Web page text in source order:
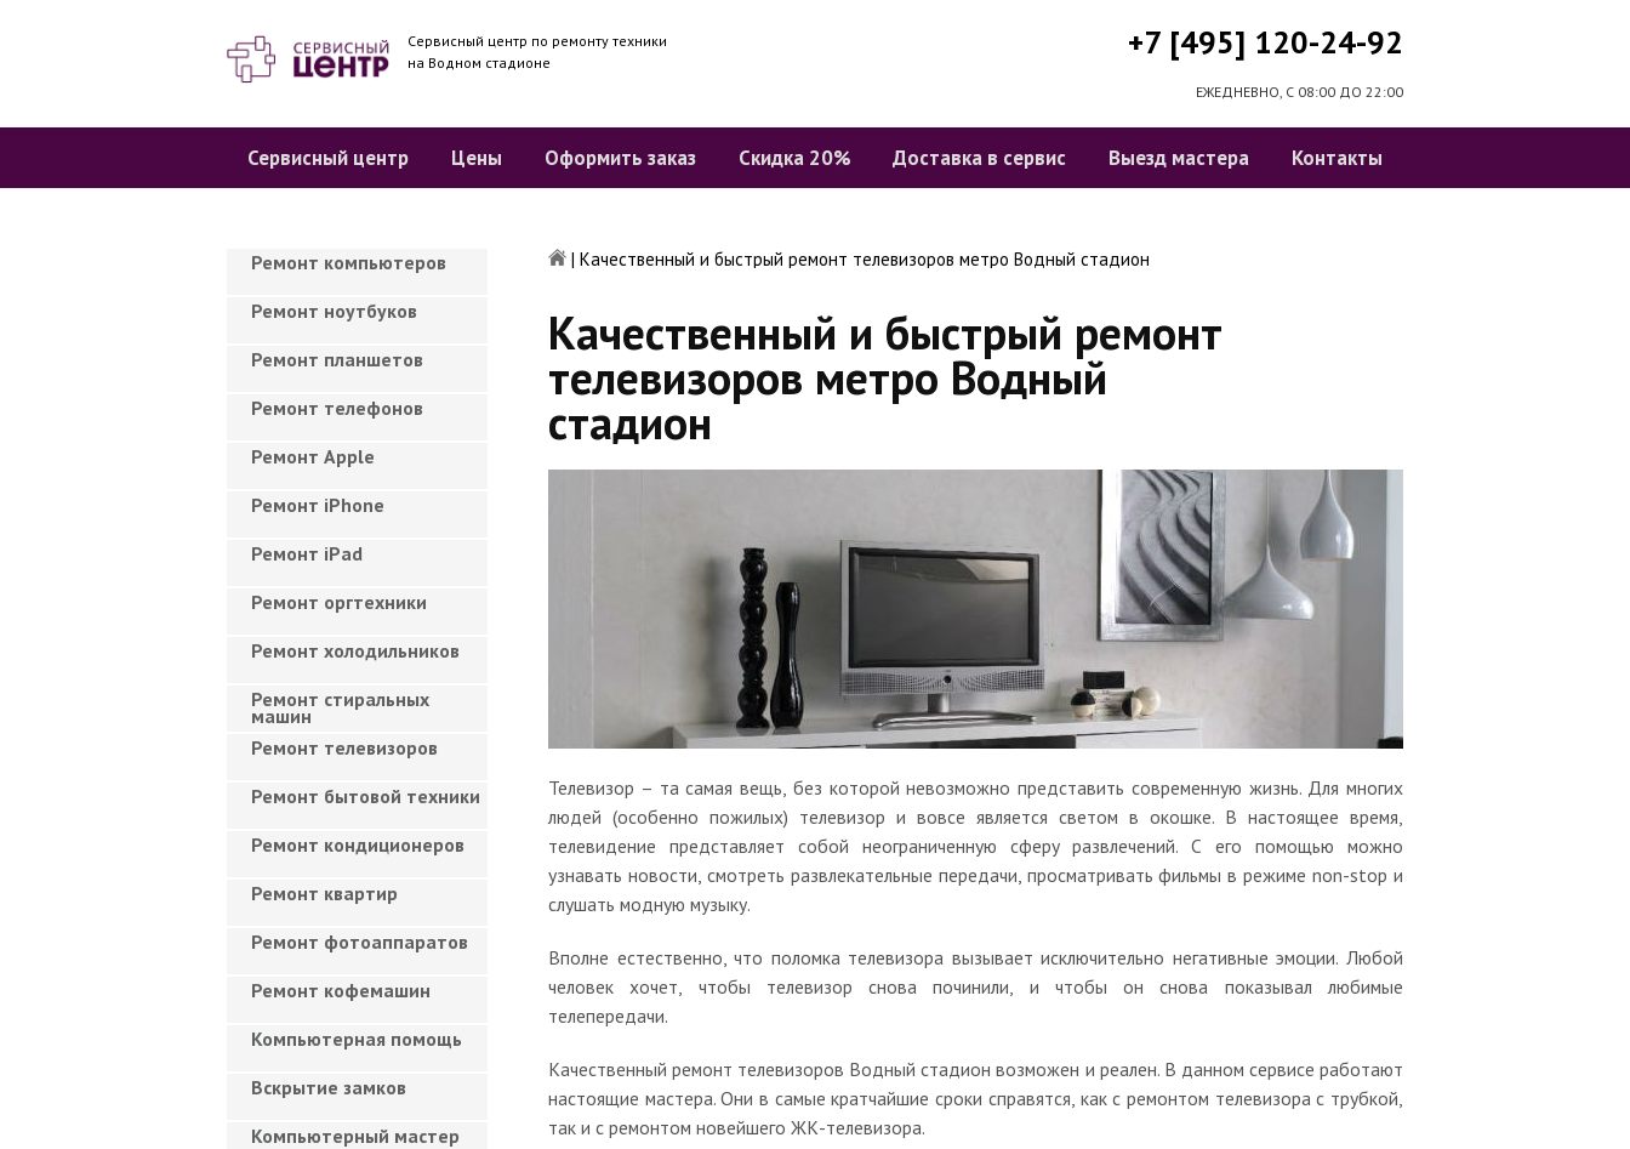
Сервисный центр по ремонту техники
на Водном стадионе
+7 [495] 120-24-92
ЕЖЕДНЕВНО, С 08:00 ДО 22:00
Сервисный центр Цены Оформить заказ Скидка 20% Доставка в сервис Выезд мастера Контакты
| Качественный и быстрый ремонт телевизоров метро Водный стадион
Качественный и быстрый ремонт
телевизоров метро Водный
стадион
Телевизор – та самая вещь, без которой невозможно представить современную жизнь. Для многих
людей (особенно пожилых) телевизор и вовсе является светом в окошке. В настоящее время,
телевидение представляет собой неограниченную сферу развлечений. С его помощью можно
узнавать новости, смотреть развлекательные передачи, просматривать фильмы в режиме non-stop и
слушать модную музыку.
Вполне естественно, что поломка телевизора вызывает исключительно негативные эмоции. Любой
человек хочет, чтобы телевизор снова починили, и чтобы он снова показывал любимые
телепередачи.
Качественный ремонт телевизоров Водный стадион возможен и реален. В данном сервисе работают
настоящие мастера. Они в самые кратчайшие сроки справятся, как с ремонтом телевизора с трубкой,
так и с ремонтом новейшего ЖК-телевизора.
Ремонт компьютеров
Ремонт ноутбуков
Ремонт планшетов
Ремонт телефонов
Ремонт Apple
Ремонт iPhone
Ремонт iPad
Ремонт оргтехники
Ремонт холодильников
Ремонт стиральных
машин
Ремонт телевизоров
Ремонт бытовой техники
Ремонт кондиционеров
Ремонт квартир
Ремонт фотоаппаратов
Ремонт кофемашин
Компьютерная помощь
Вскрытие замков
Компьютерный мастер